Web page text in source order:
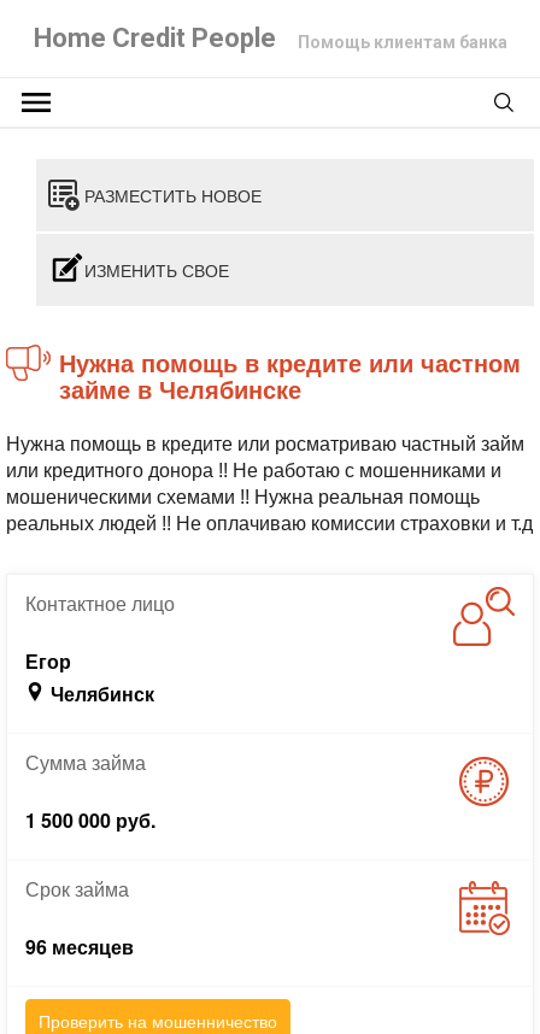
Home Credit People Помощь клиентам банка
РАЗМЕСТИТЬ НОВОЕ
ИЗМЕНИТЬ СВОЕ
Нужна помощь в кредите или частном
займе в Челябинске
Нужна помощь в кредите или росматриваю частный займ
или кредитного донора !! Не работаю с мошенниками и
мошеническими схемами !! Нужна реальная помощь
реальных людей !! Не оплачиваю комиссии страховки и т.д
Контактноелицо
Егор
Челябинск
Суммазайма
1 500 000 руб.
Срокзайма
96 месяцев
Проверить на мошенничество